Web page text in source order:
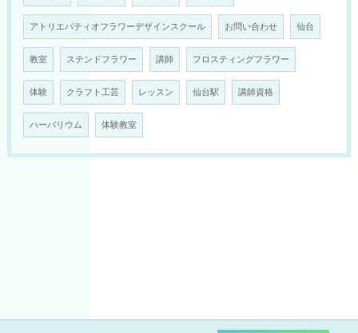
アトリエパティオフラワーデザインスクール お問い合わせ 仙台
教室 ステンドフラワー 講師 フロスティングフラワー
体験 クラフト工芸 レッスン 仙台駅 講師資格
ハーバリウム 体験教室